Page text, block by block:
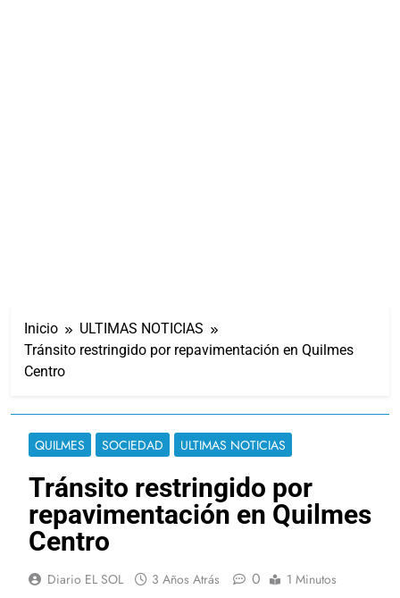
Inicio
ULTIMAS NOTICIAS
Tránsito restringido por repavimentación en Quilmes
Centro
QUILMES SOCIEDAD ULTIMAS NOTICIAS
Tránsito restringido por
repavimentación en Quilmes
Centro
Diario EL SOL 3 Años Atrás 0 1 Minutos